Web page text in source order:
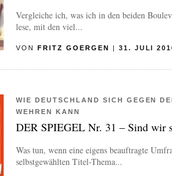
Vergleiche ich, was ich in den beiden
lese, mit den viel...
VON FRITZ GOERGEN | 31. JULI
WIE DEUTSCHLAND SICH GEGEN
WEHREN KANN
DER SPIEGEL Nr. 31 – Sind wir
Was tun, wenn eine eigens beauftragte
selbstgewählten Titel-Thema...